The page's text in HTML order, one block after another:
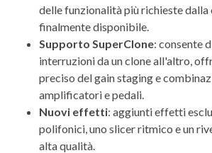
delle funzionalità più richieste dalla
finalmente disponibile.
Supporto SuperClone: consente
interruzioni da un clone all'altro,
preciso del gain staging e
amplificatori e pedali.
Nuovi effetti: aggiunti effetti
polifonici, uno slicer ritmico e un
alta qualità.